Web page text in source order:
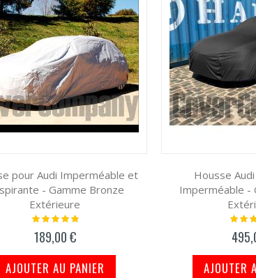
pour Audi Imperméable et
- Gamme Bronze
Extérieure
Notation:
189,00 €
AJOUTER AU PANIER
Housse
Imperméable -
AJOUTER